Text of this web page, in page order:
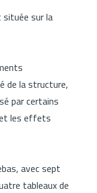
située sur la
de la structure,
par certains
les effets
avec sept
tableaux de